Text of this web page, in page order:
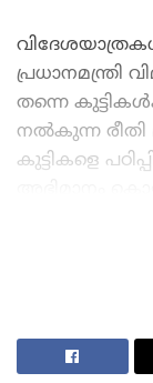
പ്രധാനമന്ത്രി
തന്നെ
നൽകുന്ന രീതി
കുട്ടികളെ
മണ്ണിൽ
Stories you